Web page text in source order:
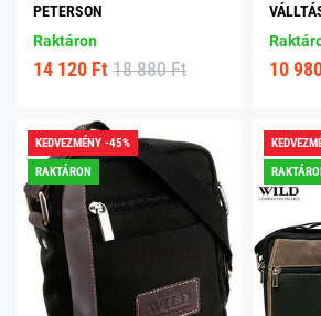
PETERSON
Raktáron
14 120 Ft 18 880 Ft 10
KEDVEZMÉNY -45%
RAKTÁRON